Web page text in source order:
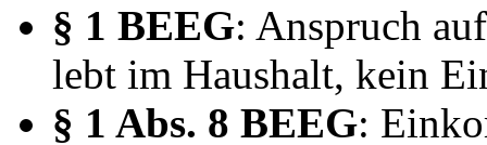
§ 1 BEEG: Anspruch
lebt im Haushalt, kein
§ 1 Abs. 8 BEEG: